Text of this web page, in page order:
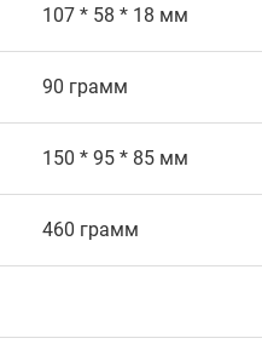
107 * 58 * 18 мм
90 грамм
150 * 95 * 85 мм
460 грамм